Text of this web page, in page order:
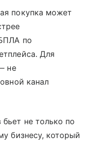
покупка может
по
Для
не
канал
не только по
бизнесу, который